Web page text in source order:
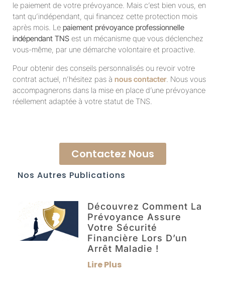
le paiement de votre prévoyance. Mais c’est bien vous, en
tant qu’indépendant, qui financez cette protection mois
après mois. Le paiement prévoyance professionnelle
indépendant TNS est un mécanisme que vous déclenchez
vous-même, par une démarche volontaire et proactive.
Pour obtenir des conseils personnalisés ou revoir votre
contrat actuel, n’hésitez pas à nous contacter. Nous vous
accompagnerons dans la mise en place d’une prévoyance
réellement adaptée à votre statut de TNS.
Contactez Nous
Nos Autres Publications
Découvrez Comment La
Prévoyance Assure
Votre Sécurité
Financière Lors D’un
Arrêt Maladie !
Lire Plus